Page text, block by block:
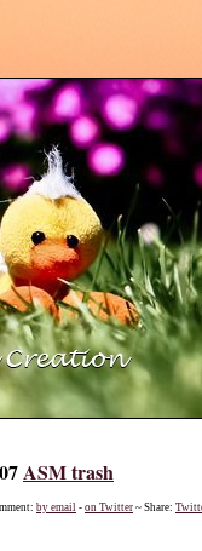
ASM trash
by email - on Twitter ~ Share: